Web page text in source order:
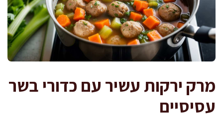
מרק ירקות עשיר עם כדורי בשר
עסיסיים